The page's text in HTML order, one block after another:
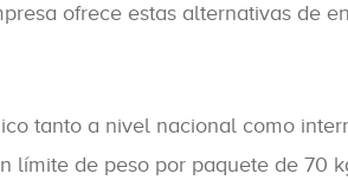
ofrece estas alternativas de
tanto a nivel nacional como
límite de peso por paquete de 70